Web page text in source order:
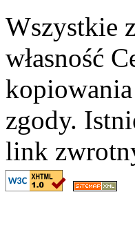
Wszystkie
własność
zgody.
link